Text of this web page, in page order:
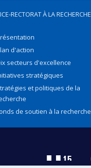
RECTORAT À LA RECHERCHE
d'action
secteurs d'excellence
stratégiques
et politiques de la
de soutien à la recherche